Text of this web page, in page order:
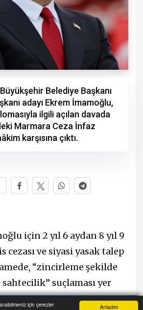
Anladım
için çerezler
Belediye Başkanı
adayı Ekrem İmamoğlu,
ilgili açılan davada
Marmara Ceza İnfaz
karşısına çıktı.
için 2 yıl 6 aydan 8 yıl 9
cezası ve siyasi yasak talep
“zincirleme şekilde
suçlaması yer